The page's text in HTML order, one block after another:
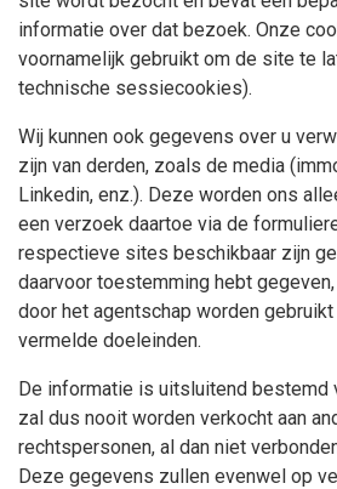
informatie over dat bezoek. Onze
voornamelijk gebruikt om de site te
technische sessiecookies).
Wij kunnen ook gegevens over u
zijn van derden, zoals de media
Linkedin, enz.). Deze worden ons
een verzoek daartoe via de
respectieve sites beschikbaar zijn
daarvoor toestemming hebt
door het agentschap worden
vermelde doeleinden.
De informatie is uitsluitend bestemd
zal dus nooit worden verkocht aan
rechtspersonen, al dan niet
Deze gegevens zullen evenwel op